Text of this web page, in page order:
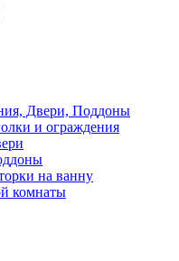
Двери, Поддоны
и ограждения
на ванну
комнаты